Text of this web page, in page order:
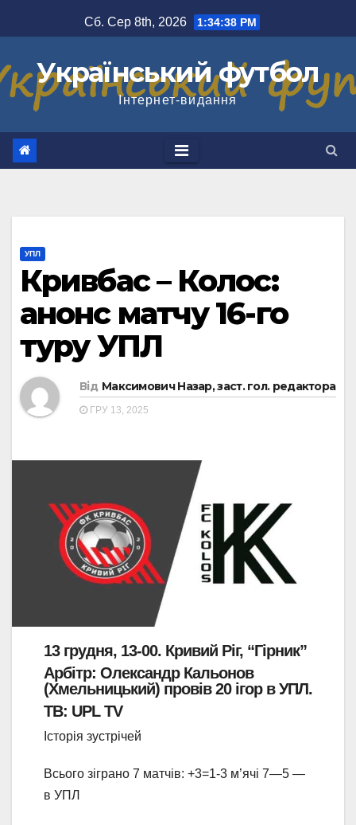
до
Сб. Сер 8th, 2026 1:34:39 PM
Український футбол
Інтернет-видання
УПЛ
Кривбас – Колос:
анонс матчу 16-го
туру УПЛ
Від Максимович Назар, заст. гол. редактора
ГРУ 13, 2025
13 грудня, 13-00. Кривий Ріг, “Гірник”
Арбітр: Олександр Кальонов
(Хмельницький) провів 20 ігор в УПЛ.
ТВ: UPL TV
Історія зустрічей
Всього зіграно 7 матчів: +3=1-3 м’ячі 7—5 —
в УПЛ